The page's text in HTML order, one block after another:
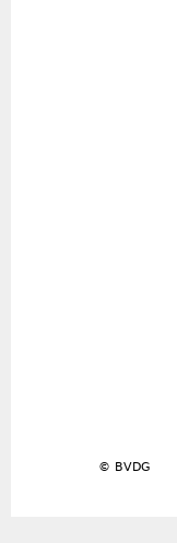
© BVDG